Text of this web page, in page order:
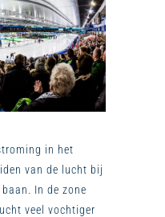
in het
van de lucht bij
In de zone
veel vochtiger